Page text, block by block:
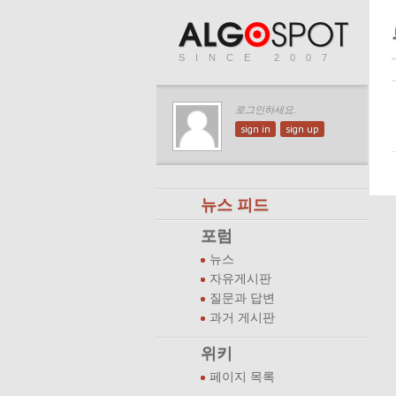
SINCE 2007
로그인하세요.
sign in sign up
뉴스 피드
포럼
뉴스
자유게시판
질문과 답변
과거 게시판
위키
페이지 목록